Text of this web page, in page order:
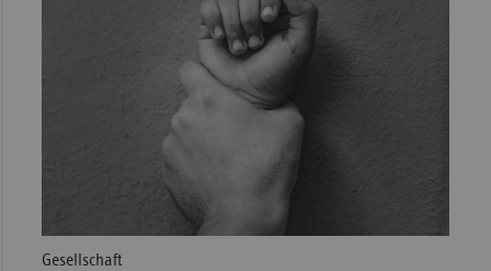
Gesellschaft